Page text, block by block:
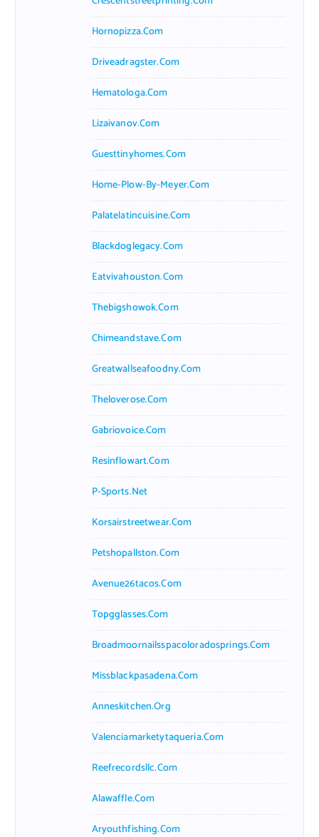
Hornopizza.com
Driveadragster.com
Hematologa.com
Lizaivanov.com
Guesttinyhomes.com
Home-Plow-By-Meyer.com
Palatelatincuisine.com
Blackdoglegacy.com
Eatvivahouston.com
Thebigshowok.com
Chimeandstave.com
Greatwallseafoodny.com
Theloverose.com
Gabriovoice.com
Resinflowart.com
P-Sports.net
Korsairstreetwear.com
Petshopallston.com
Avenue26tacos.com
Topgglasses.com
Broadmoornailsspacoloradosprings.com
Missblackpasadena.com
Anneskitchen.org
Valenciamarketytaqueria.com
Reefrecordsllc.com
Alawaffle.com
Aryouthfishing.com